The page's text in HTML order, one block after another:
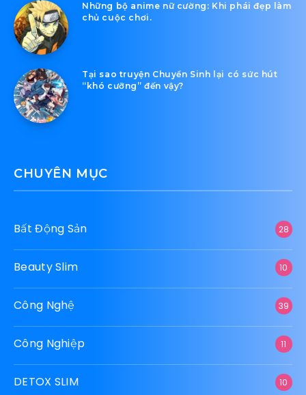
Những bộ anime nữ cường: Khi phái đẹp làm
chủ cuộc chơi.
Tại sao truyện Chuyển Sinh lại có sức hút
“khó cưỡng” đến vậy?
CHUYÊN MỤC
Bất Động Sản 28
Beauty Slim 10
Công Nghệ 39
Công Nghiệp 11
DETOX SLIM 10